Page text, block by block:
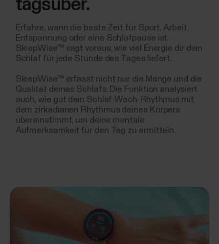
tagsüber.
Erfahre, wann die beste Zeit für Sport, Arbeit,
Entspannung oder eine Schlafpause ist.
SleepWise™ sagt voraus, wie viel Energie dir dein
Schlaf für jede Stunde des Tages liefert.
SleepWise™ erfasst nicht nur die Menge und die
Qualität deines Schlafs. Die Funktion analysiert
auch, wie gut dein Schlaf-Wach-Rhythmus mit
dem zirkadianen Rhythmus deines Körpers
übereinstimmt, um deine mentale
Aufmerksamkeit für den Tag zu ermitteln.